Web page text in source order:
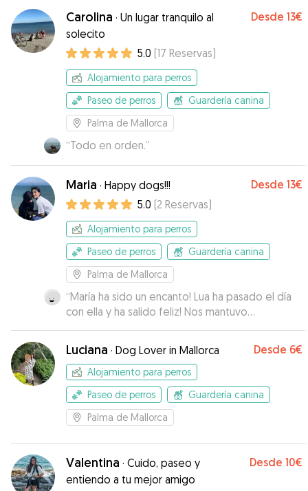
tranquilos y a gusto con la estancia en su casa. El
espacio del que disponen tanto interior como
exterior es perfecto, y Ragnar, su perro, muy
bueno y amigable. Suki se lo ha pasado en
grande jugando con él. Y ha sido un miembro
más de su hermosa familia durante su estancia
con ellos. Repetiremos sin dudarlo! ”
Carolina · Un lugar tranquilo al
solecito
Desde 13€
5.0 (17 Reservas)
Alojamiento para perros
Paseo de perros
Guardería canina
Palma de Mallorca
“Todo en orden.”
Maria · Happy dogs!!! Desde 13€
5.0 (2 Reservas)
Alojamiento para perros
Paseo de perros
Guardería canina
Palma de Mallorca
“María ha sido un encanto! Lua ha pasado el día
con ella y ha salido feliz! Nos mantuvo
informados durante todo el día de los paseos y
de si todo iba bien, con fotitos y mensajes
tranquilizadores! Lua querrá repetir seguro!”
Luciana · Dog Lover in Mallorca Desde 6€
Alojamiento para perros
Paseo de perros
Guardería canina
Palma de Mallorca
Valentina · Cuido, paseo y
entiendo a tu mejor amigo
Desde 10€